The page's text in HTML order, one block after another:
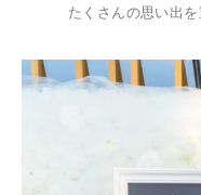
たくさんの思い出